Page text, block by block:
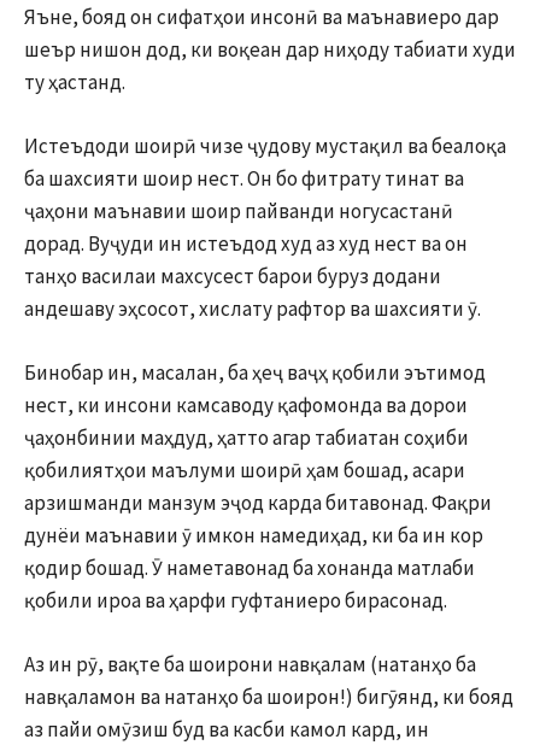
Яъне, бояд он сифатҳои инсонӣ ва маънавиеро дар
шеър нишон дод, ки воқеан дар ниҳоду табиати худи
ту ҳастанд.
Истеъдоди шоирӣ чизе ҷудову мустақил ва беалоқа
ба шахсияти шоир нест. Он бо фитрату тинат ва
ҷаҳони маънавии шоир пайванди ногусастанӣ
дорад. Вуҷуди ин истеъдод худ аз худ нест ва он
танҳо василаи махсусест барои буруз додани
андешаву эҳсосот, хислату рафтор ва шахсияти ӯ.
Бинобар ин, масалан, ба ҳеҷ ваҷҳ қобили эътимод
нест, ки инсони камсаводу қафомонда ва дорои
ҷаҳонбинии маҳдуд, ҳатто агар табиатан соҳиби
қобилиятҳои маълуми шоирӣ ҳам бошад, асари
арзишманди манзум эҷод карда битавонад. Фақри
дунёи маънавии ӯ имкон намедиҳад, ки ба ин кор
қодир бошад. Ӯ наметавонад ба хонанда матлаби
қобили ироа ва ҳарфи гуфтаниеро бирасонад.
Аз ин рӯ, вақте ба шоирони навқалам (натанҳо ба
навқаламон ва натанҳо ба шоирон!) бигӯянд, ки бояд
аз пайи омӯзиш буд ва касби камол кард, ин